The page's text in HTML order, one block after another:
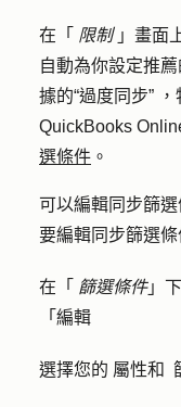
在「 限制」畫面
自動為你設定推
據的“過度同步”
QuickBooks
選條件 。
可以編輯同步篩
要編輯同步篩選條
在「 篩選條件」
「編輯
選擇您的 屬性和